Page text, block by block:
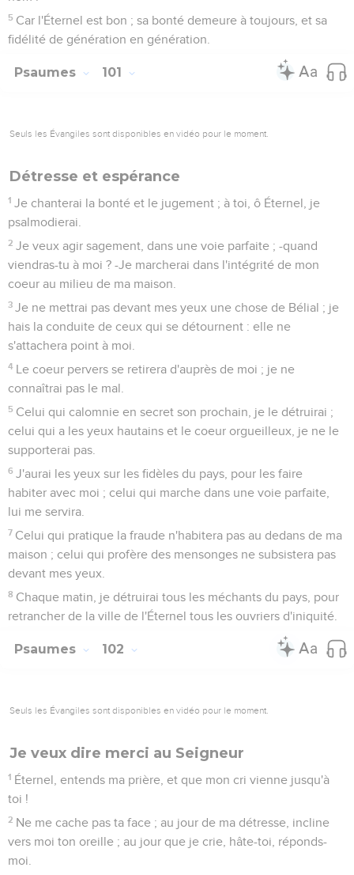
5 Car l'Éternel est bon ; sa bonté demeure à toujours, et sa
fidélité de génération en génération.
Psaumes 101
Seuls les Évangiles sont disponibles en vidéo pour le moment.
Détresse et espérance
1 Je chanterai la bonté et le jugement ; à toi, ô Éternel, je
psalmodierai.
2 Je veux agir sagement, dans une voie parfaite ; -quand
viendras-tu à moi ? -Je marcherai dans l'intégrité de mon
coeur au milieu de ma maison.
3 Je ne mettrai pas devant mes yeux une chose de Bélial ; je
hais la conduite de ceux qui se détournent : elle ne
s'attachera point à moi.
4 Le coeur pervers se retirera d'auprès de moi ; je ne
connaîtrai pas le mal.
5 Celui qui calomnie en secret son prochain, je le détruirai ;
celui qui a les yeux hautains et le coeur orgueilleux, je ne le
supporterai pas.
6 J'aurai les yeux sur les fidèles du pays, pour les faire
habiter avec moi ; celui qui marche dans une voie parfaite,
lui me servira.
7 Celui qui pratique la fraude n'habitera pas au dedans de ma
maison ; celui qui profère des mensonges ne subsistera pas
devant mes yeux.
8 Chaque matin, je détruirai tous les méchants du pays, pour
retrancher de la ville de l'Éternel tous les ouvriers d'iniquité.
Psaumes 102
Seuls les Évangiles sont disponibles en vidéo pour le moment.
Je veux dire merci au Seigneur
1 Éternel, entends ma prière, et que mon cri vienne jusqu'à
toi !
2 Ne me cache pas ta face ; au jour de ma détresse, incline
vers moi ton oreille ; au jour que je crie, hâte-toi, réponds-
moi.